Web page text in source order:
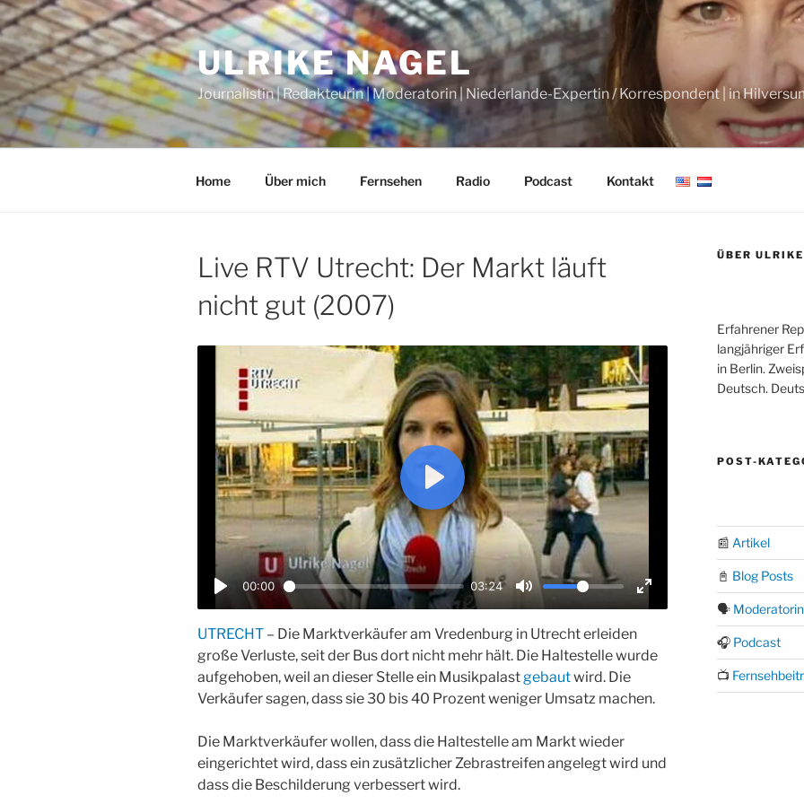
Zum
Inhalt
springen
ULRIKE NAGEL
Journalistin | Redakteurin | Moderatorin | Niederlande-Expertin / Korrespondent | in
Home Über mich Fernsehen Radio Podcast Kontakt
Live RTV Utrecht: Der Markt läuft
nicht gut (2007)
P
l
a
y
00:00 03:24
M
u
t
e
E
t
r
l
a
y
UTRECHT – Die Marktverkäufer am Vredenburg in Utrecht erleiden
große Verluste, seit der Bus dort nicht mehr hält. Die Haltestelle wurde
aufgehoben, weil an dieser Stelle ein Musikpalastgebautwird. Die
Verkäufer sagen, dass sie 30 bis 40 Prozent weniger Umsatz machen.
Die Marktverkäufer wollen, dass die Haltestelle am Markt wieder
eingerichtet wird, dass ein zusätzlicher Zebrastreifen angelegt wird und
dass die Beschilderung verbessert wird.
ÜBER ULRIKE
Erfahrener
langjähriger
in Berlin.
Deutsch.
POST-
📰 Artikel
📓 Blog Posts
🗣️ Moderatorin
🎧 Podcast
📺